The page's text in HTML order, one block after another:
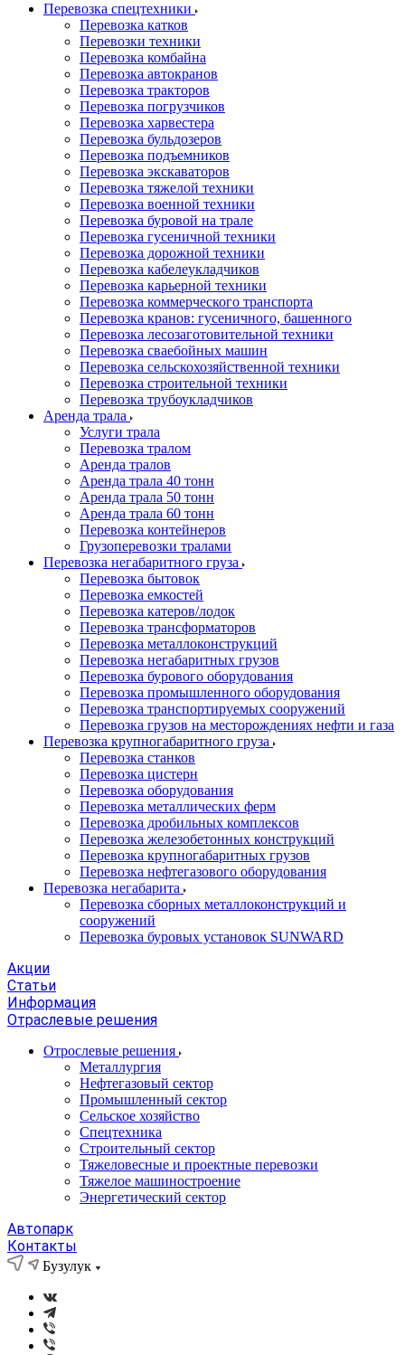
Перевозка спецтехники
Перевозка катков
Перевозки техники
Перевозка комбайна
Перевозка автокранов
Перевозка тракторов
Перевозка погрузчиков
Перевозка харвестера
Перевозка бульдозеров
Перевозка подъемников
Перевозка экскаваторов
Перевозка тяжелой техники
Перевозка военной техники
Перевозка буровой на трале
Перевозка гусеничной техники
Перевозка дорожной техники
Перевозка кабелеукладчиков
Перевозка карьерной техники
Перевозка коммерческого транспорта
Перевозка кранов: гусеничного, башенного
Перевозка лесозаготовительной техники
Перевозка сваебойных машин
Перевозка сельскохозяйственной техники
Перевозка строительной техники
Перевозка трубоукладчиков
Аренда трала
Услуги трала
Перевозка тралом
Аренда тралов
Аренда трала 40 тонн
Аренда трала 50 тонн
Аренда трала 60 тонн
Перевозка контейнеров
Грузоперевозки тралами
Перевозка негабаритного груза
Перевозка бытовок
Перевозка емкостей
Перевозка катеров/лодок
Перевозка трансформаторов
Перевозка металлоконструкций
Перевозка негабаритных грузов
Перевозка бурового оборудования
Перевозка промышленного оборудования
Перевозка транспортируемых сооружений
Перевозка грузов на месторождениях нефти и газа
Перевозка крупногабаритного груза
Перевозка станков
Перевозка цистерн
Перевозка оборудования
Перевозка металлических ферм
Перевозка дробильных комплексов
Перевозка железобетонных конструкций
Перевозка крупногабаритных грузов
Перевозка нефтегазового оборудования
Перевозка негабарита
Перевозка сборных металлоконструкций и
сооружений
Перевозка буровых установок SUNWARD
Акции
Статьи
Информация
Отраслевые решения
Отрослевые решения
Металлургия
Нефтегазовый сектор
Промышленный сектор
Сельское хозяйство
Спецтехника
Строительный сектор
Тяжеловесные и проектные перевозки
Тяжелое машиностроение
Энергетический сектор
Автопарк
Контакты
Бузулук